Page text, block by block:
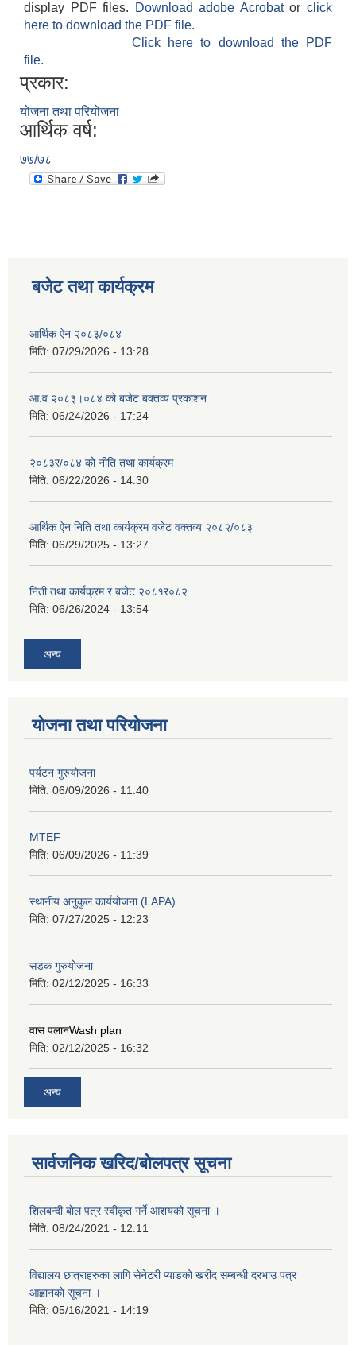
display PDF files.
Download adobe Acrobatorclick
here to download the PDF file.
Click here to download the PDF
file.
प्रकार:
योजना तथा परियोजना
आर्थिक वर्ष:
७७/७८
बजेट तथा कार्यक्रम
आर्थिक ऐन २०८३/०८४
मिति: 07/29/2026 - 13:28
आ.व २०८३।०८४ को बजेट बक्तव्य प्रकाशन
मिति: 06/24/2026 - 17:24
२०८३र/०८४ को नीति तथा कार्यक्रम
मिति: 06/22/2026 - 14:30
आर्थिक ऐन निति तथा कार्यक्रम वजेट वक्तव्य २०८२/०८३
मिति: 06/29/2025 - 13:27
निती तथा कार्यक्रम र बजेट २०८१र०८२
मिति: 06/26/2024 - 13:54
अन्य
योजना तथा परियोजना
पर्यटन गुरुयोजना
मिति: 06/09/2026 - 11:40
MTEF
मिति: 06/09/2026 - 11:39
स्थानीय अनुकुल कार्ययोजना (LAPA)
मिति: 07/27/2025 - 12:23
सडक गुरुयोजना
मिति: 02/12/2025 - 16:33
वास पलानWash plan
मिति: 02/12/2025 - 16:32
अन्य
सार्वजनिक खरिद/बोलपत्र सूचना
शिलबन्दी बाेल पत्र स्वीकृत गर्ने आशयको सूचना ।
मिति: 08/24/2021 - 12:11
विद्यालय छात्राहरुका लागि सेनेटरी प्याडको खरीद सम्बन्धी दरभाउ पत्र
आह्वानकाे सूचना ।
मिति: 05/16/2021 - 14:19